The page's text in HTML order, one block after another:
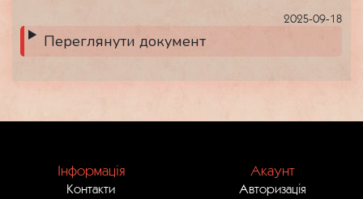
2025-09-18
Переглянути документ
Інформація
Контакти
Акаунт
Авторизація